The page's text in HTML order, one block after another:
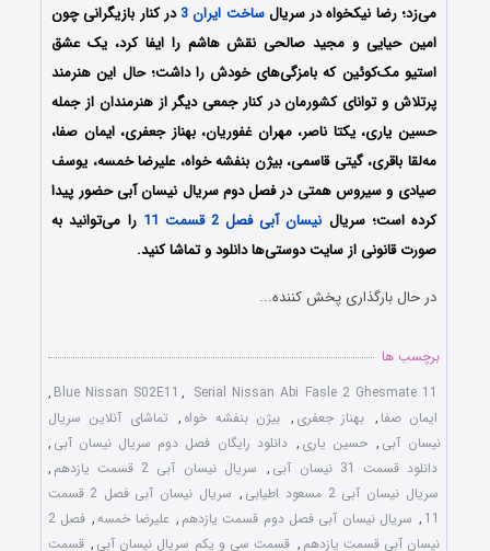
می‌زد؛ رضا نیکخواه در سریالساخت ایران 3
در کنار بازیگرانی چون
امین حیایی و مجید صالحی نقش هاشم را ایفا کرد، یک عشق
استیو مک‌کوئین که بامزگی‌های خودش را داشت؛ حال این هنرمند
پرتلاش و توانای کشورمان در کنار جمعی دیگر از هنرمندان از جمله
حسین یاری، یکتا ناصر، مهران غفوریان، بهناز جعفری، ایمان صفا،
مه‌لقا باقری، گیتی قاسمی، بیژن بنفشه خواه، علیرضا خمسه، یوسف
صیادی و سیروس همتی در فصل دوم سریال نیسان آبی حضور پیدا
کرده است؛ سریال نیسان آبی فصل 2 قسمت 11
را می‌توانید به
صورت قانونی از سایت دوستی‌ها دانلود و تماشا کنید.
در حال بارگذاری پخش کننده...
برچسب ها
Blue Nissan S02E11 , Serial Nissan Abi Fasle 2 Ghesmate 11
,
ایمان صفا , بهناز جعفری , بیژن بنفشه خواه , تماشای آنلاین سریال
نیسان آبی , حسین یاری , دانلود رایگان فصل دوم سریال نیسان آبی ,
دانلود قسمت 31 نیسان آبی
, سریال نیسان آبی 2 قسمت یازدهم
,
سریال نیسان آبی 2 مسعود اطیابی
,
سریال نیسان آبی فصل 2 قسمت
11
, سریال نیسان آبی فصل دوم قسمت یازدهم , علیرضا خمسه,
فصل 2
نیسان آبی قسمت یازدهم , قسمت سی و یکم سریال نیسان آبی , قسمت